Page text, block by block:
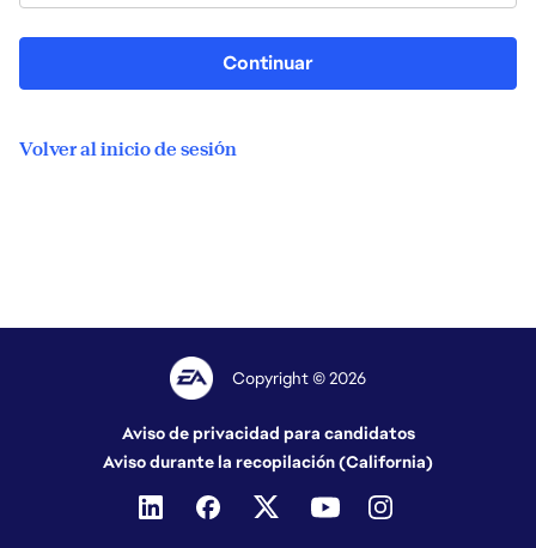
Continuar
Volver al inicio de sesión
Copyright © 2026
Aviso de privacidad para candidatos
Aviso durante la recopilación (California)